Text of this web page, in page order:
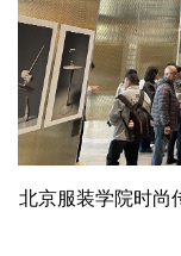
北京服装学院时尚